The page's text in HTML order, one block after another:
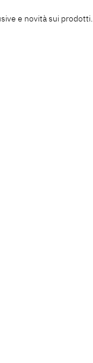
e novità sui prodotti.